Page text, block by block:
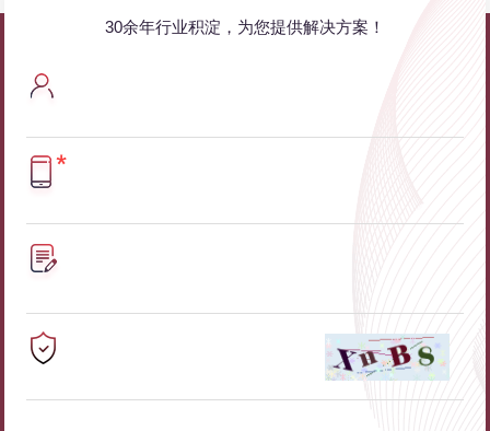
30余年行业积淀，为您提供解决方案！